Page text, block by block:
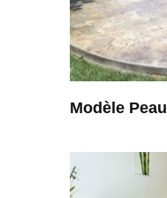
Modèle Peau